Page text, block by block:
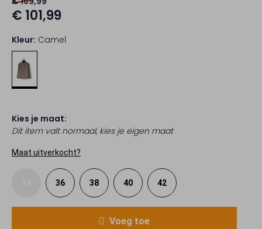
€ 101,99
Kleur: Camel
Kies je maat:
Dit item valt normaal, kies je eigen maat
Maat uitverkocht?
36 38 40 42
Voeg toe